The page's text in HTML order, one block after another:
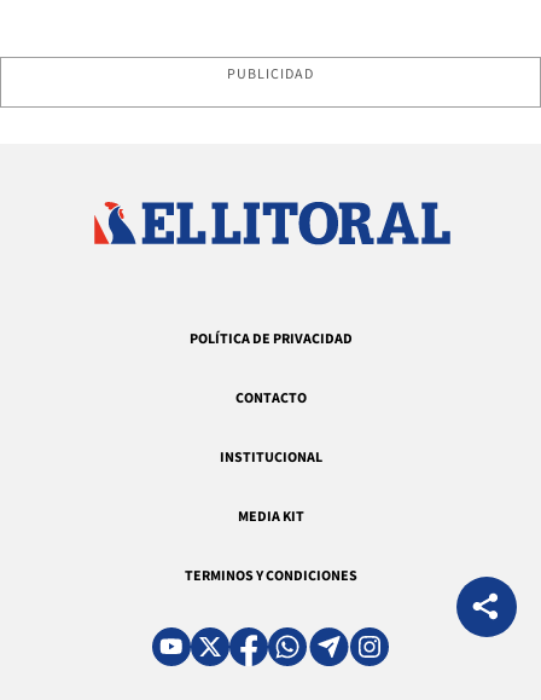
PUBLICIDAD
POLÍTICA DE PRIVACIDAD
CONTACTO
INSTITUCIONAL
MEDIA KIT
TERMINOS Y CONDICIONES